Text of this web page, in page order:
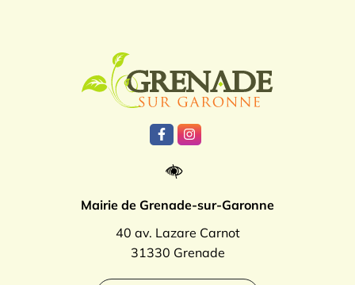
Lien vers le compte Facebook
Lien vers le compte
Mairie de Grenade-sur-Garonne
40 av. Lazare Carnot
31330 Grenade